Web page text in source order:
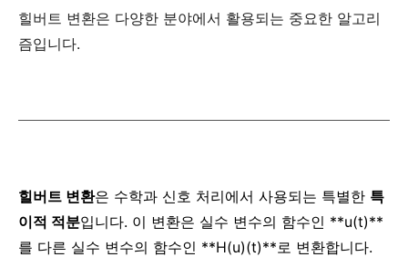
힐버트 변환은 다양한 분야에서 활용되는 중요한 알고리
즘입니다.
힐버트 변환은 수학과 신호 처리에서 사용되는 특별한 특
이적 적분입니다. 이 변환은 실수 변수의 함수인 **u(t)**
를 다른 실수 변수의 함수인 **H(u)(t)**로 변환합니다.